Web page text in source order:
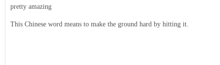
pretty amazing
This Chinese word means to make the ground hard by hitting it.